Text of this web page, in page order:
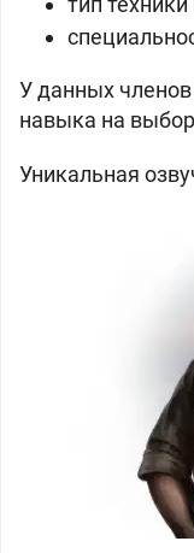
У данных
навыка на
Уникальная